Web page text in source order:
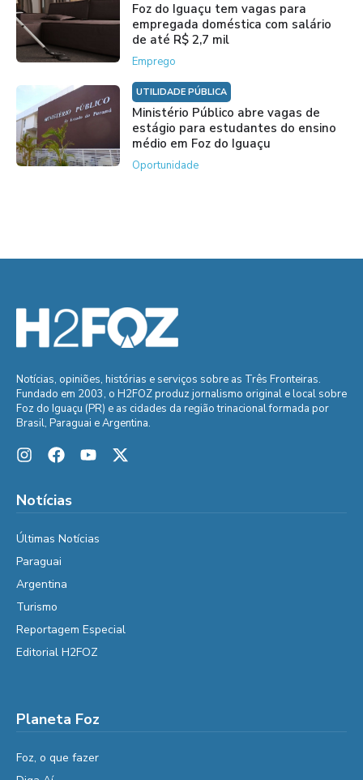
Foz do Iguaçu tem vagas para
empregada doméstica com salário
de até R$ 2,7 mil
Emprego
UTILIDADE PÚBLICA
Ministério Público abre vagas de
estágio para estudantes do ensino
médio em Foz do Iguaçu
Oportunidade
Notícias, opiniões, histórias e serviços sobre as Três Fronteiras.
Fundado em 2003, o H2FOZ produz jornalismo original e local sobre
Foz do Iguaçu (PR) e as cidades da região trinacional formada por
Brasil, Paraguai e Argentina.
Notícias
Últimas Notícias
Paraguai
Argentina
Turismo
Reportagem Especial
Editorial H2FOZ
Planeta Foz
Foz, o que fazer